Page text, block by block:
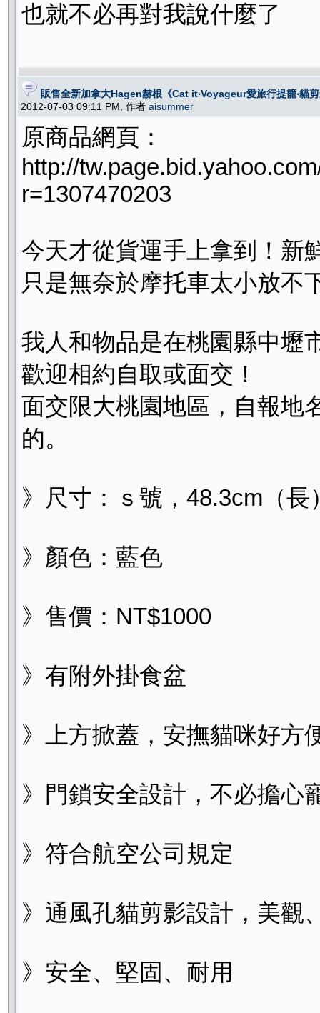
也就不必再對我說什麼了
販售全新加拿大Hagen赫根《Cat it‧Voyageur愛旅行提籠‧貓
2012-07-03 09:11 PM, 作者 aisummer
原商品網頁：
http://
r=1307470203
今天才從貨運手上拿到！新
只是無奈於摩托車太小放
我人和物品是在桃園縣中壢
歡迎相約自取或面交！
面交限大桃園地區，自報地
的。
》尺寸：ｓ號，48.3cm（
》顏色：藍色
》售價：NT$1000
》有附外掛食盆
》上方掀蓋，安撫貓咪好方
》門鎖安全設計，不必擔心
》符合航空公司規定
》通風孔貓剪影設計，美觀
》安全、堅固、耐用